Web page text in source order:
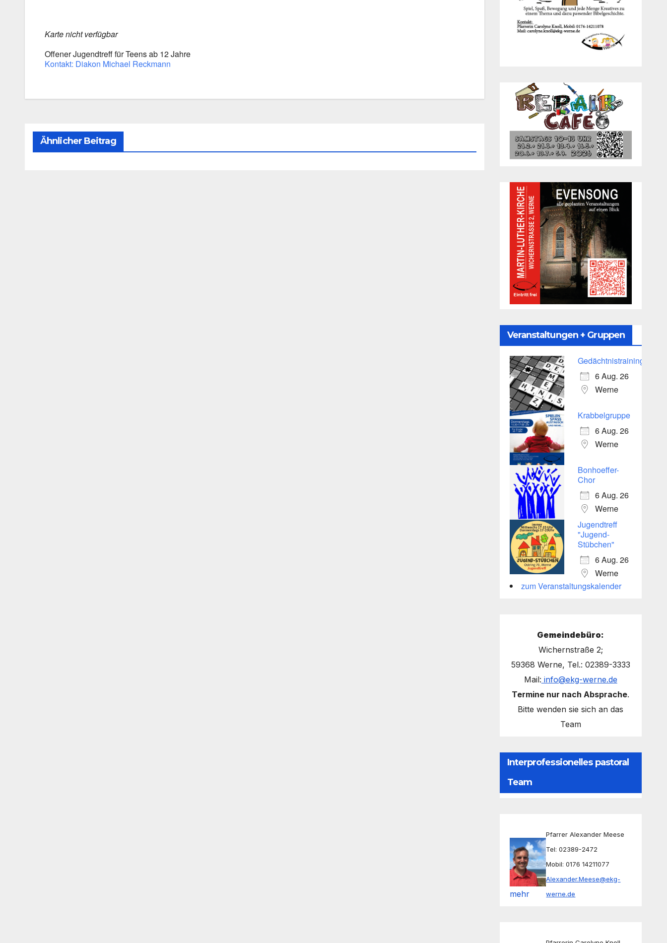
Kar­te nicht ver­füg­bar
Offe­ner Jugend­treff für Teens ab 12 Jah­re
Kon­takt: Dia­kon Micha­el Reck­mann
Ähnlicher Beitrag
Veranstaltungen + Gruppen
Gedächtnistraining
6 Aug. 26
Werne
Krabbelgruppe
6 Aug. 26
Werne
Bonhoeffer-
Chor
6 Aug. 26
Werne
Jugendtreff
"Jugend-
Stübchen"
6 Aug. 26
Werne
zum Veranstaltungskalender
Gemeindebüro:
Wichernstraße 2;
59368 Werne, Tel.: 02389-3333
Mail: info@ekg-werne.de
Termine nur nach Absprache.
Bitte wenden sie sich an das
Team
Interprofessionelles pastoral
Team
mehr
Pfarrer Alexander Meese
Tel: 02389-2472
Mobil: 0176 14211077
Alexander.Meese@ekg-
werne.de